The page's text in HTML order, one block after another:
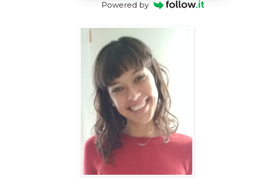
Powered by